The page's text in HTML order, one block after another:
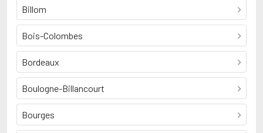
Billom
Bois-Colombes
Bordeaux
Boulogne-Billancourt
Bourges